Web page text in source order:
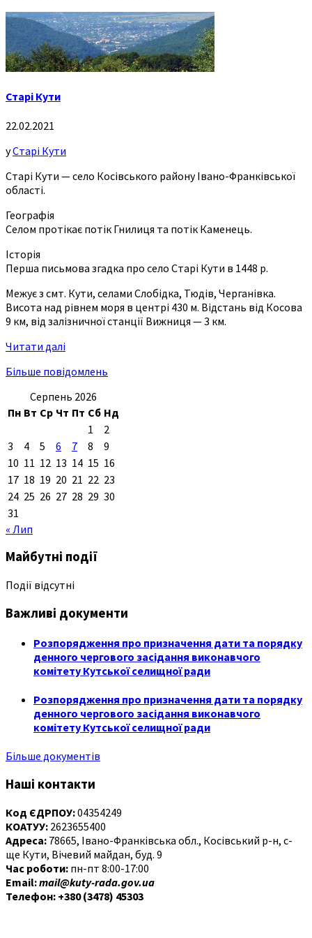
Старі Кути
22.02.2021
уСтарі Кути
Старі Кути — село Косівського району Івано-Франківської
області.
Географія
Селом протікає потік Гнилиця та потік Каменець.
Історія
Перша письмова згадка про село Старі Кути в 1448 р.
Межує з смт. Кути, селами Слобідка, Тюдів, Черганівка.
Висота над рівнем моря в центрі 430 м. Відстань від Косова
9 км, від залізничної станції Вижниця — 3 км.
Читати далі
Більше повідомлень
Серпень 2026
Пн Вт Ср Чт Пт Сб Нд
1
2
3
4 5 6 7 8
9
10 11 12 13 14 15 16
17 18 19 20 21 22 23
24 25 26 27 28 29 30
31
« Лип
Майбутні події
Події відсутні
Важливі документи
Розпорядження про призначення дати та порядку
денного чергового засідання виконавчого
комітету Кутської селищної ради
Розпорядження про призначення дати та порядку
денного чергового засідання виконавчого
комітету Кутської селищної ради
Більше документів
Наші контакти
Код ЄДРПОУ:04354249
КОАТУУ: 2623655400
Адреса: 78665, Івано-Франківська обл., Косівський р-н, с-
ще Кути, Вічевий майдан, буд. 9
Час роботи: пн-пт 8:00-17:00
Email:mail@kuty-rada.gov.ua
Телефон: +380 (3478) 45303